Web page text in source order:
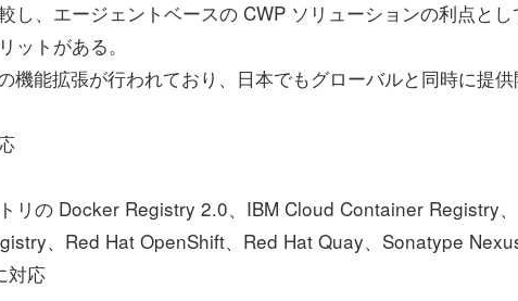
、エージェントベースの CWP ソリューションの利点とし
ットがある。
能拡張が行われており、日本でもグローバルと同時に提
リの Docker Registry 2.0、IBM Cloud Container Registry、
、Red Hat OpenShift、Red Hat Quay、Sonatype
対応